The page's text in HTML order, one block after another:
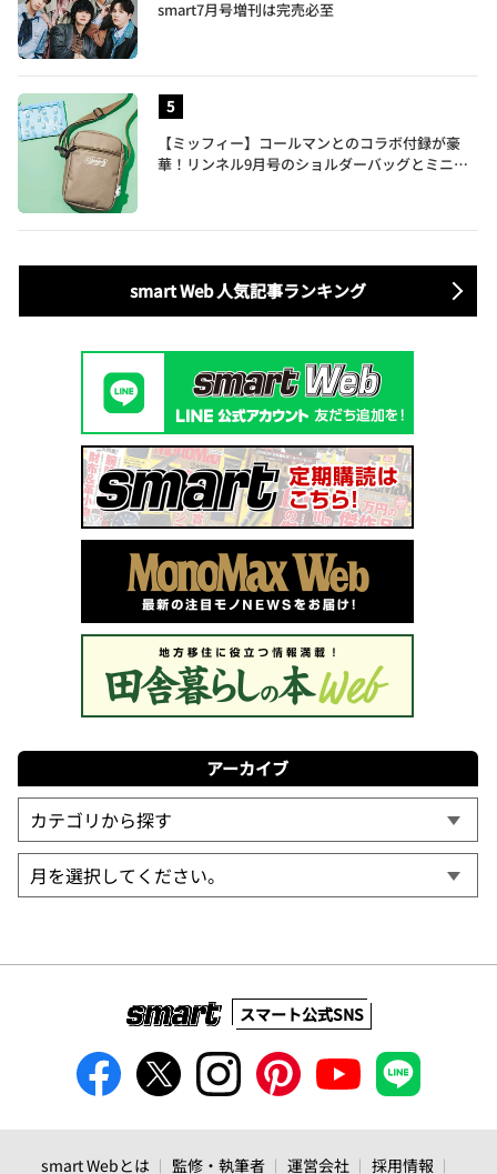
smart7月号増刊は完売必至
【ミッフィー】コールマンとのコラボ付録が豪
華！リンネル9月号のショルダーバッグとミニリ
smart Web 人気記事ランキング
アーカイブ
スマート公式SNS
smart Webとは 監修・執筆者 運営会社 採用情報